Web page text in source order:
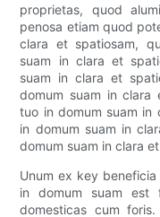
proprietas, quod
penosa etiam quod
clara et spatiosam,
suam in clara et
suam in clara et
domum suam in clara
tuo in domum suam in
in domum suam in
domum suam in clara
Unum ex key
in domum suam est
domesticas cum